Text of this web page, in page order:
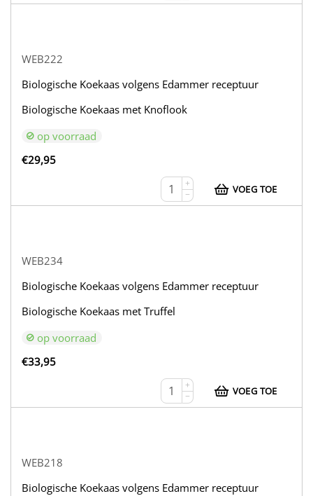
WEB222
Biologische Koekaas volgens Edammer receptuur
Biologische Koekaas met Knoflook
op voorraad
€29,95
+
−
VOEG TOE
WEB234
Biologische Koekaas volgens Edammer receptuur
Biologische Koekaas met Truffel
op voorraad
€33,95
+
−
VOEG TOE
WEB218
Biologische Koekaas volgens Edammer receptuur